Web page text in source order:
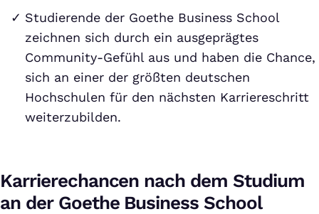
Studierende der Goethe Business School
zeichnen sich durch ein ausgeprägtes
Community-Gefühl aus und haben die Chance,
sich an einer der größten deutschen
Hochschulen für den nächsten Karriereschritt
weiterzubilden.
Karrierechancen nach dem Studium
an der Goethe Business School